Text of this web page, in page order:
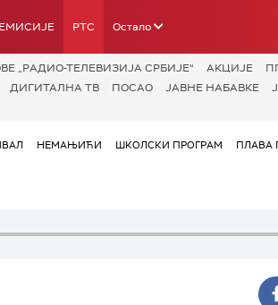
ЕМИСИЈЕ РТС Остало
„РАДИО-ТЕЛЕВИЗИЈА СРБИЈЕ“ АКЦИЈЕ
ДИГИТАЛНА ТВ ПОСАО ЈАВНЕ НАБАВКЕ
НЕМАЊИЋИ ШКОЛСКИ ПРОГРАМ ПЛАВА